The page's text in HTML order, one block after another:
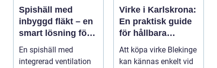
Spishäll med
inbyggd fläkt – en
smart lösning för
moderna kök
En spishäll med
integrerad ventilation
Virke i Karlskrona:
En praktisk guide
för hållbara
byggprojekt
Att köpa virke Blekinge
kan kännas enkelt vid